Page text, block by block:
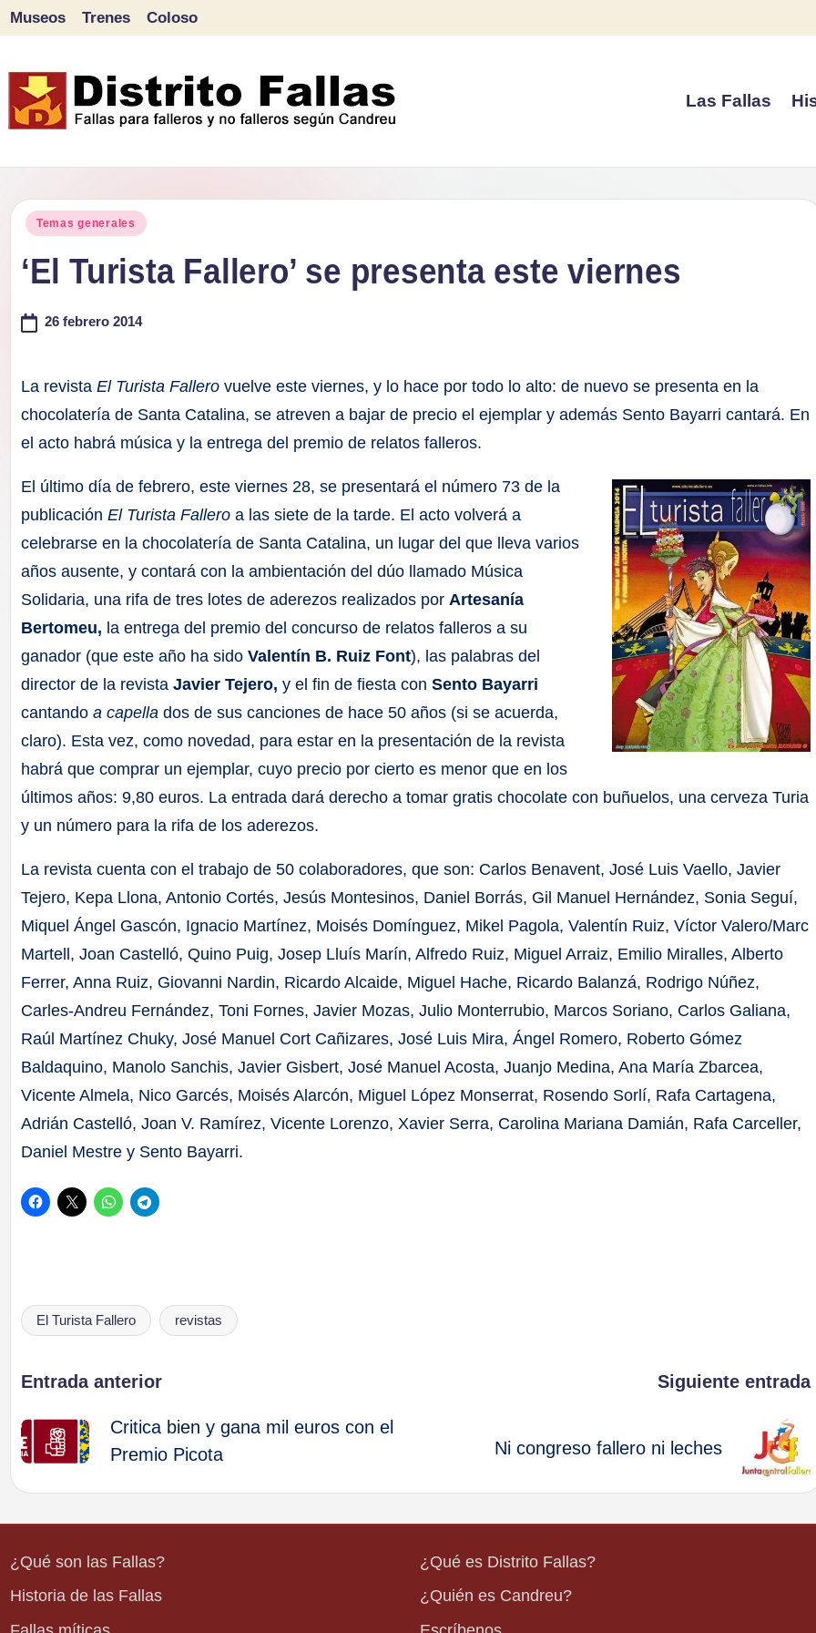
contenido
Museos Trenes Coloso
Las Fallas
Publicado
Temas generales
‘El Turista Fallero’ se presenta este viernes
26 febrero 2014
La revistaEl Turista Fallero vuelve este viernes, y lo hace por todo lo alto: de nuevo se presenta en la
chocolatería de Santa Catalina, se atreven a bajar de precio el ejemplar y además Sento Bayarri cantará. En
el acto habrá música y la entrega del premio de relatos falleros.
El último día de febrero, este viernes 28, se presentará el número 73 de la
publicaciónEl Turista Fallero a las siete de la tarde. El acto volverá a
celebrarse en la chocolatería de Santa Catalina, un lugar del que lleva varios
años ausente, y contará con la ambientación del dúo llamado Música
Solidaria, una rifa de tres lotes de aderezos realizados porArtesanía
Bertomeu, la entrega del premio del concurso de relatos falleros a su
ganador (que este año ha sidoValentín B. Ruiz Font), las palabras del
director de la revistaJavier Tejero, y el fin de fiesta conSento Bayarri
cantandoa capella dos de sus canciones de hace 50 años (si se acuerda,
claro). Esta vez, como novedad, para estar en la presentación de la revista
habrá que comprar un ejemplar, cuyo precio por cierto es menor que en los
últimos años: 9,80 euros. La entrada dará derecho a tomar gratis chocolate con buñuelos, una cerveza Turia
y un número para la rifa de los aderezos.
La revista cuenta con el trabajo de 50 colaboradores, que son: Carlos Benavent, José Luis Vaello, Javier
Tejero, Kepa Llona, Antonio Cortés, Jesús Montesinos, Daniel Borrás, Gil Manuel Hernández, Sonia Seguí,
Miquel Ángel Gascón, Ignacio Martínez, Moisés Domínguez, Mikel Pagola, Valentín Ruiz, Víctor Valero/Marc
Martell, Joan Castelló, Quino Puig, Josep Lluís Marín, Alfredo Ruiz, Miguel Arraiz, Emilio Miralles, Alberto
Ferrer, Anna Ruiz, Giovanni Nardin, Ricardo Alcaide, Miguel Hache, Ricardo Balanzá, Rodrigo Núñez,
Carles-Andreu Fernández, Toni Fornes, Javier Mozas, Julio Monterrubio, Marcos Soriano, Carlos Galiana,
Raúl Martínez Chuky, José Manuel Cort Cañizares, José Luis Mira, Ángel Romero, Roberto Gómez
Baldaquino, Manolo Sanchis, Javier Gisbert, José Manuel Acosta, Juanjo Medina, Ana María Zbarcea,
Vicente Almela, Nico Garcés, Moisés Alarcón, Miguel López Monserrat, Rosendo Sorlí, Rafa Cartagena,
Adrián Castelló, Joan V. Ramírez, Vicente Lorenzo, Xavier Serra, Carolina Mariana Damián, Rafa Carceller,
Daniel Mestre y Sento Bayarri.
Etiquetas:
El Turista Fallero revistas
Navegación
de
entradas
Entrada anterior
Critica bien y gana mil euros con el
Premio Picota
Siguiente entrada
Ni congreso fallero ni leches
¿Qué son las Fallas?
Historia de las Fallas
¿Qué es Distrito Fallas?
¿Quién es Candreu?